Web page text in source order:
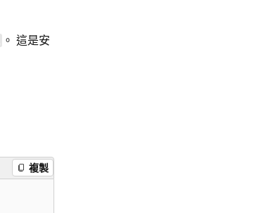
。 這是安
複製